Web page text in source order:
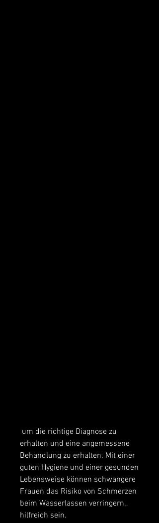
erhalten und eine angemessene
Behandlung zu erhalten. Mit einer
guten Hygiene und einer gesunden
Lebensweise können schwangere
Frauen das Risiko von Schmerzen
beim Wasserlassen verringern.,
hilfreich sein.